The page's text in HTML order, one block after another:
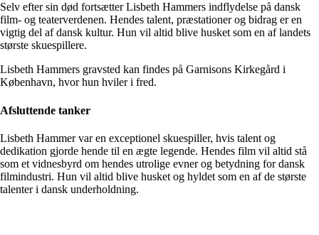
Selv efter sin død fortsætter Lisbeth Hammers indflydelse på dansk
film- og teaterverdenen. Hendes talent, præstationer og bidrag er en
vigtig del af dansk kultur. Hun vil altid blive husket som en af landets
største skuespillere.
Lisbeth Hammers gravsted kan findes på Garnisons Kirkegård i
København, hvor hun hviler i fred.
Afsluttende tanker
Lisbeth Hammer var en exceptionel skuespiller, hvis talent og
dedikation gjorde hende til en ægte legende. Hendes film vil altid stå
som et vidnesbyrd om hendes utrolige evner og betydning for dansk
filmindustri. Hun vil altid blive husket og hyldet som en af de største
talenter i dansk underholdning.